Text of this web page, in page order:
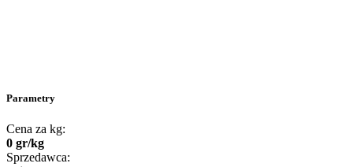
Parametry
Cena za kg:
0 gr/kg
Sprzedawca: